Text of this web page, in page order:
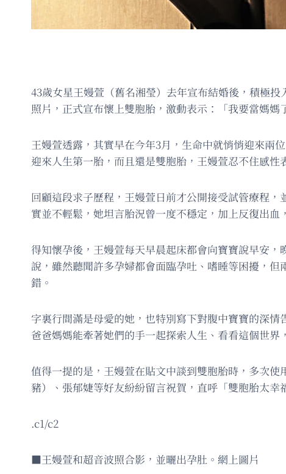
43歲女星王嫚萱（舊名湘瑩）去年宣布結婚後，積極
照片，正式宣布懷上雙胞胎，激動表示：「我要當媽媽
王嫚萱透露，其實早在今年3月，生命中就悄悄迎來兩
迎來人生第一胎，而且還是雙胞胎，王嫚萱忍不住感
回顧這段求子歷程，王嫚萱日前才公開接受試管療程
實並不輕鬆，她坦言胎況曾一度不穩定，加上反復出
得知懷孕後，王嫚萱每天早晨起床都會向寶寶說早安
說，雖然聽聞許多孕婦都會面臨孕吐、嗜睡等困擾，
錯。
字裏行間滿是母愛的她，也特別寫下對腹中寶寶的深
爸爸媽媽能牽著她們的手一起探索人生、看看這個世
值得一提的是，王嫚萱在貼文中談到雙胞胎時，多次
豬）、張郁婕等好友紛紛留言祝賀，直呼「雙胞胎太
.c1/c2
■王嫚萱和超音波照合影，並曬出孕肚。網上圖片